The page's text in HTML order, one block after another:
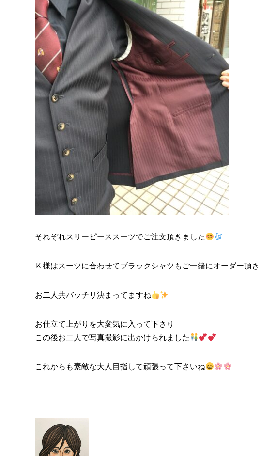
それぞれスリーピーススーツでご注文頂きました
Ｋ様はスーツに合わせてブラックシャツもご一緒にオーダー頂き
お二人共バッチリ決まってますね
お仕立て上がりを大変気に入って下さり
この後お二人で写真撮影に出かけられました
これからも素敵な大人目指して頑張って下さいね